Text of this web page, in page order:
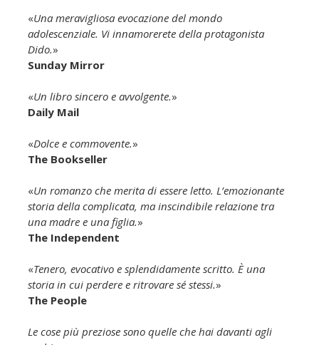
«Una meravigliosa evocazione del mondo
adolescenziale. Vi innamorerete della protagonista
Dido.»
Sunday Mirror
«Un libro sincero e avvolgente.»
Daily Mail
«Dolce e commovente.»
The Bookseller
«Un romanzo che merita di essere letto. L’emozionante
storia della complicata, ma inscindibile relazione tra
una madre e una figlia.»
The Independent
«Tenero, evocativo e splendidamente scritto. È una
storia in cui perdere e ritrovare sé stessi.»
The People
Le cose più preziose sono quelle che hai davanti agli